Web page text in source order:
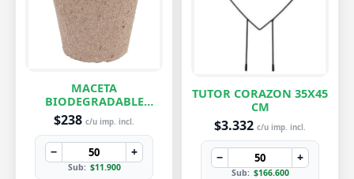
MACETA
BIODEGRADABLE
PEQUEÑA 7X8 CM
$238 c/u imp. incl.
− +
Sub: $11.900
TUTOR CORAZON 35X45
CM
$3.332 c/u imp. incl.
− +
Sub: $166.600